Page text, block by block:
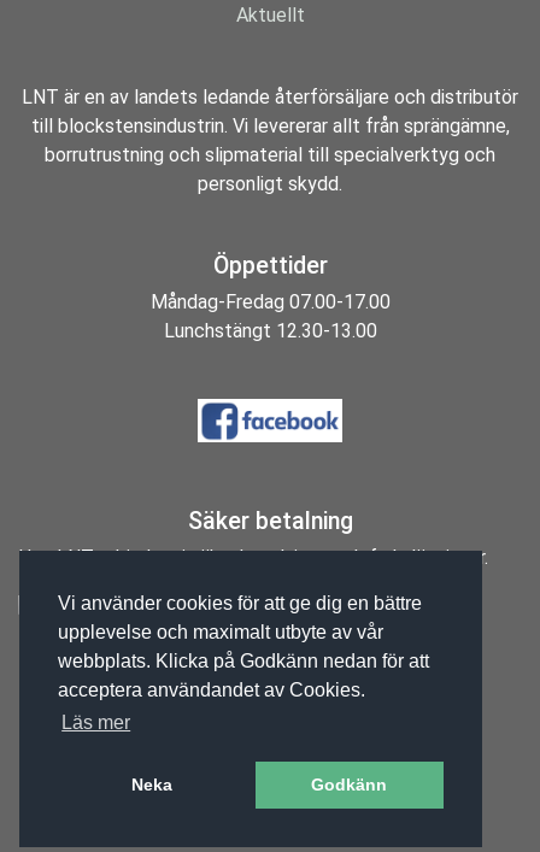
Vi använder cookies för att ge dig en bättre
upplevelse och maximalt utbyte av vår
webbplats. Klicka på Godkänn nedan för att
acceptera användandet av Cookies.
Läs mer
Neka Godkänn
Aktuellt
LNT är en av landets ledande återförsäljare och distributör
till blockstensindustrin. Vi levererar allt från sprängämne,
borrutrustning och slipmaterial till specialverktyg och
personligt skydd.
Öppettider
Måndag-Fredag 07.00-17.00
Lunchstängt 12.30-13.00
Säker betalning
Hos LNT erbjuder vi säkra betalnings och fraktlösningar.
Orgnr: 556207-2065
E-BUTIK AV BINEA